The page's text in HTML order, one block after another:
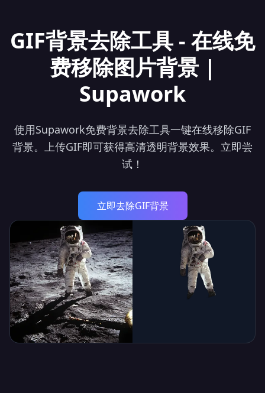
GIF背景去除工具 - 在线免
费移除图片背景 |
Supawork
使用Supawork免费背景去除工具一键在线移除GIF
背景。上传GIF即可获得高清透明背景效果。立即尝
试！
立即去除GIF背景